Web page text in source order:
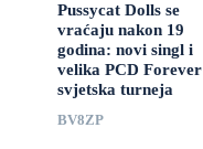
Pussycat Dolls se
vraćaju nakon 19
godina: novi singl i
velika PCD Forever
svjetska turneja
BV8ZP